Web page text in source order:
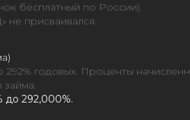
бесплатный по России).
присваивался.
292% годовых. Проценты
займа.
до 292,000%.